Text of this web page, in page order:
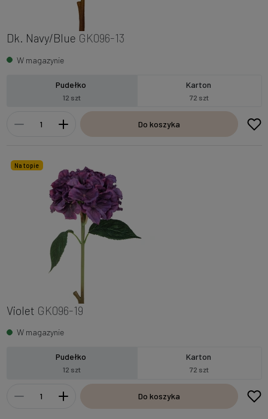
Dk. Navy/Blue GK096-13
W magazynie
Pudełko
12 szt
Karton
72 szt
Do koszyka
Na topie
Violet GK096-19
W magazynie
Pudełko
12 szt
Karton
72 szt
Do koszyka